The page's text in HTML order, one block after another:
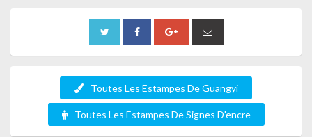
Toutes Les Estampes De Guangyi
Toutes Les Estampes De Signes D'encre